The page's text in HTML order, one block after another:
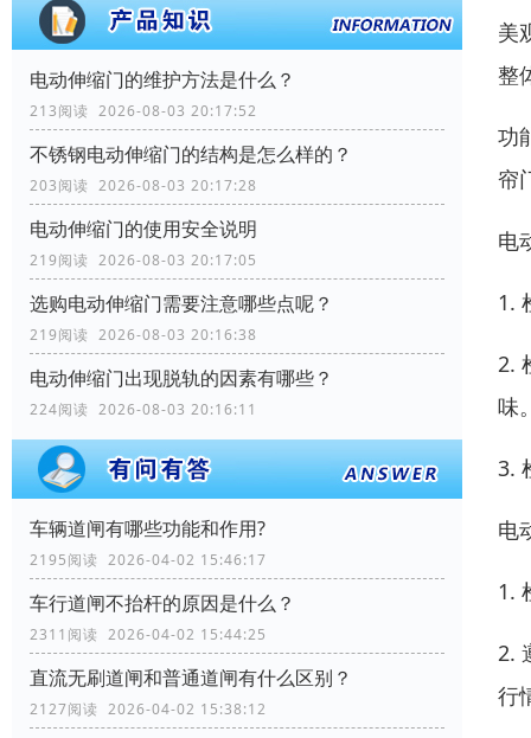
电动伸缩门的维护方法是什么？
213阅读 2026-08-03 20:17:52
不锈钢电动伸缩门的结构是怎么样的？
203阅读 2026-08-03 20:17:28
电动伸缩门的使用安全说明
219阅读 2026-08-03 20:17:05
选购电动伸缩门需要注意哪些点呢？
219阅读 2026-08-03 20:16:38
电动伸缩门出现脱轨的因素有哪些？
224阅读 2026-08-03 20:16:11
车辆道闸有哪些功能和作用?
2195阅读 2026-04-02 15:46:17
车行道闸不抬杆的原因是什么？
2311阅读 2026-04-02 15:44:25
直流无刷道闸和普通道闸有什么区别？
2127阅读 2026-04-02 15:38:12
美
整
功
帘
电
1.
2.
味
3.
电
1.
2.
行